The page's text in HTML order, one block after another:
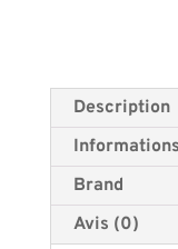
Description
Brand
Avis (0)